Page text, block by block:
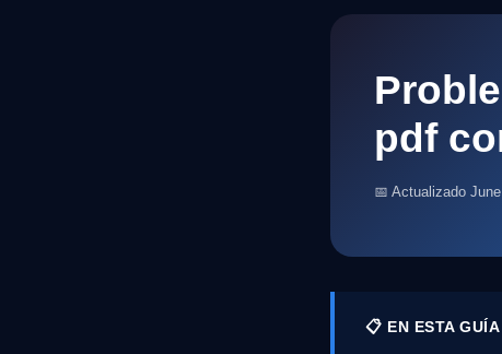
pdf
📅 Actualizado
📋 EN ESTA GUÍA